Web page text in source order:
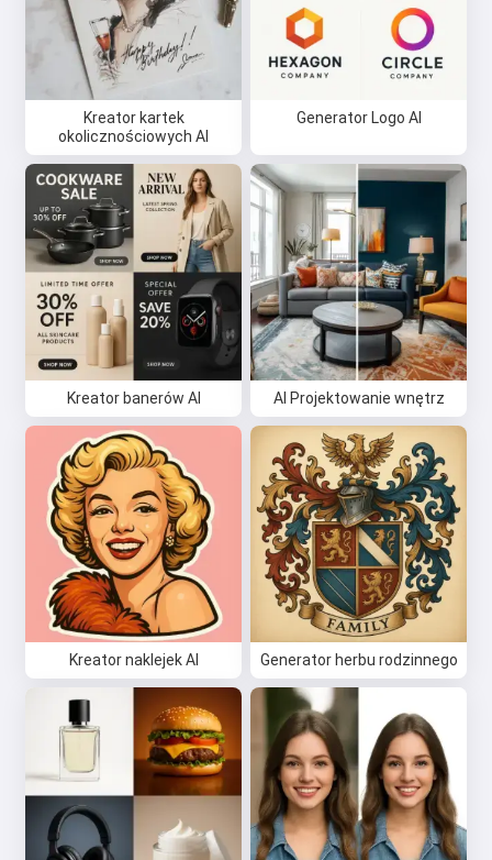
Kreator kartek
okolicznościowych AI
Generator Logo AI
Kreator banerów AI AI Projektowanie wnętrz
Kreator naklejek AI Generator herbu rodzinnego